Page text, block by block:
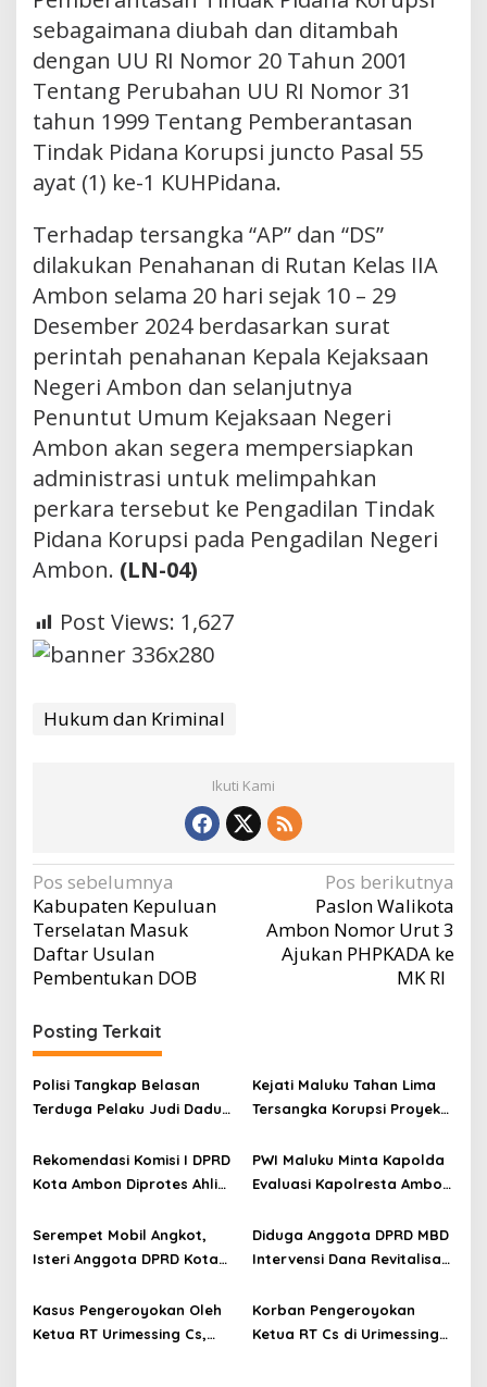
sebagaimana diubah dan ditambah
dengan UU RI Nomor 20 Tahun 2001
Tentang Perubahan UU RI Nomor 31
tahun 1999 Tentang Pemberantasan
Tindak Pidana Korupsi juncto Pasal 55
ayat (1) ke-1 KUHPidana.
Terhadap tersangka “AP” dan “DS”
dilakukan Penahanan di Rutan Kelas IIA
Ambon selama 20 hari sejak 10 – 29
Desember 2024 berdasarkan surat
perintah penahanan Kepala Kejaksaan
Negeri Ambon dan selanjutnya
Penuntut Umum Kejaksaan Negeri
Ambon akan segera mempersiapkan
administrasi untuk melimpahkan
perkara tersebut ke Pengadilan Tindak
Pidana Korupsi pada Pengadilan Negeri
Ambon. (LN-04)
Post Views: 1,627
Hukum dan Kriminal
Ikuti Kami
Navigasi
pos
Pos sebelumnya
Kabupaten Kepuluan
Terselatan Masuk
Daftar Usulan
Pembentukan DOB
Pos berikutnya
Paslon Walikota
Ambon Nomor Urut 3
Ajukan PHPKADA ke
MK RI
Posting Terkait
Polisi Tangkap Belasan
Terduga Pelaku Judi Dadu
Setoran Rp5 Juta dan
Selisih Barang Bukti
Kejati Maluku Tahan Lima
Tersangka Korupsi Proyek
Miliar
Rekomendasi Komisi I DPRD
Kota Ambon Diprotes Ahli
Barbara Alfons: Itu Palsu?
PWI Maluku Minta Kapolda
Evaluasi Kapolresta Ambon
Heluth, Said Sotta: Bila
Perlu Copot Kasatreskrim
Serempet Mobil Angkot,
Isteri Anggota DPRD Kota
Orang
Diduga Anggota DPRD MBD
Intervensi Dana Revitalisasi
Winnetou Akse Soroti
Dugaan Intimidasi
Kasus Pengeroyokan Oleh
Ketua RT Urimessing Cs,
Korban Pengeroyokan
Ketua RT Cs di Urimessing